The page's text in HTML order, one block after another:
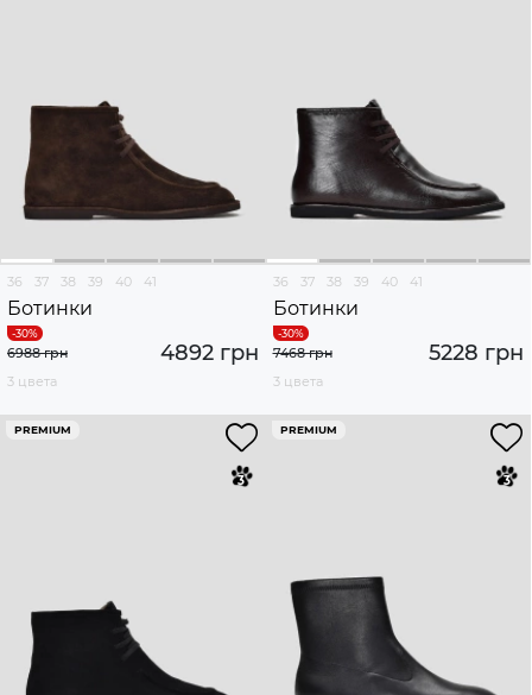
36 37 38 39 40 41
Ботинки
4892 грн
6988 грн
3 цвета
36 37 38 39 40 41
Ботинки
5228 грн
7468 грн
3 цвета
PREMIUM PREMIUM